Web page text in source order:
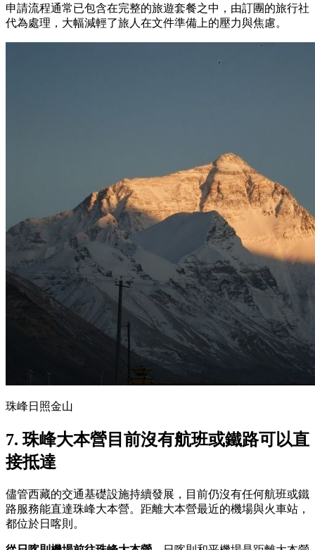
申請流程通常已包含在完整的旅遊套餐之中，由訂團的旅行社
代為處理，大幅減輕了旅人在文件準備上的壓力與焦慮。
珠峰日照金山
7. 珠峰大本營目前沒有航班或鐵路可以直
接抵達
儘管西藏的交通基礎設施持續發展，目前仍沒有任何航班或鐵
路服務能直達珠峰大本營。距離大本營最近的機場與火車站，
都位於日喀則。